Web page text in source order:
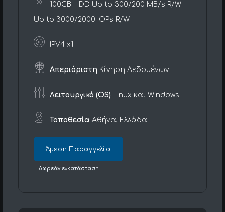
100GB HDD Up to 300/200 MB/s R/W
Up to 3000/2000 IOPs R/W
IPV4 x1
Απεριόριστη Κίνηση Δεδομένων
Λειτουργικό (OS) Linux και Windows
Τοποθεσία Αθήνα, Ελλάδα
Άμεση Παραγγελία
Δωρεάν εγκατάσταση